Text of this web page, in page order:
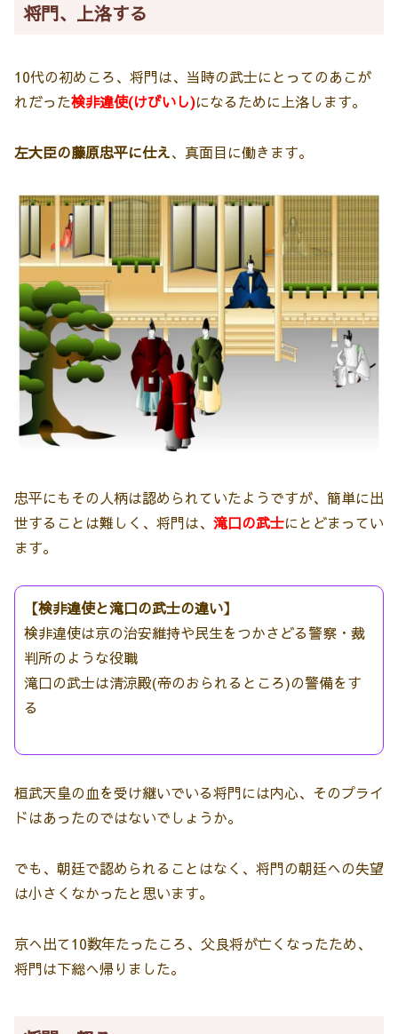
将門、上洛する
10代の初めころ、将門は、当時の武士にとってのあこが
れだった検非違使(けびいし)になるために上洛します。
左大臣の藤原忠平に仕え、真面目に働きます。
忠平にもその人柄は認められていたようですが、簡単に出
世することは難しく、将門は、 滝口の武士にとどまってい
ます。
【検非違使と滝口の武士の違い】
検非違使は京の治安維持や民生をつかさどる警察・裁
判所のような役職
滝口の武士は清涼殿(帝のおられるところ)の警備をす
る
桓武天皇の血を受け継いでいる将門には内心、そのプライ
ドはあったのではないでしょうか。
でも、朝廷で認められることはなく、将門の朝廷への失望
は小さくなかったと思います。
京へ出て10数年たったころ、父良将が亡くなったため、
将門は下総へ帰りました。